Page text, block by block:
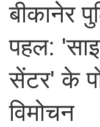
बीकानेर
पहल:
सेंटर' के
विमोचन